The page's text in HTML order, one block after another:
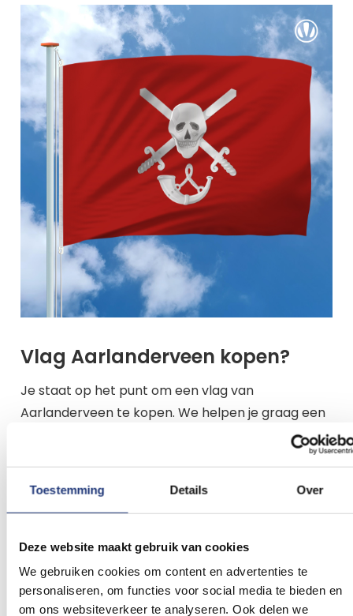
Toestemming Details Over
Deze website maakt gebruik van cookies
We gebruiken cookies om content en advertenties te
personaliseren, om functies voor social media te bieden en
om ons websiteverkeer te analyseren. Ook delen we
Vlag Aarlanderveen kopen?
Je staat op het punt om een vlag van
Aarlanderveen te kopen. We helpen je graag een
keuze te maken. Bedenk waar en hoe vaak je de
formaten op voorraad. Mochten we jouw
dan kunnen we binnen enkele dagen deze alsnog
leveren. Hieronder lees je hoe je een keuze maakt
tussen de aangeboden kwaliteiten en formaten
vlaggen.